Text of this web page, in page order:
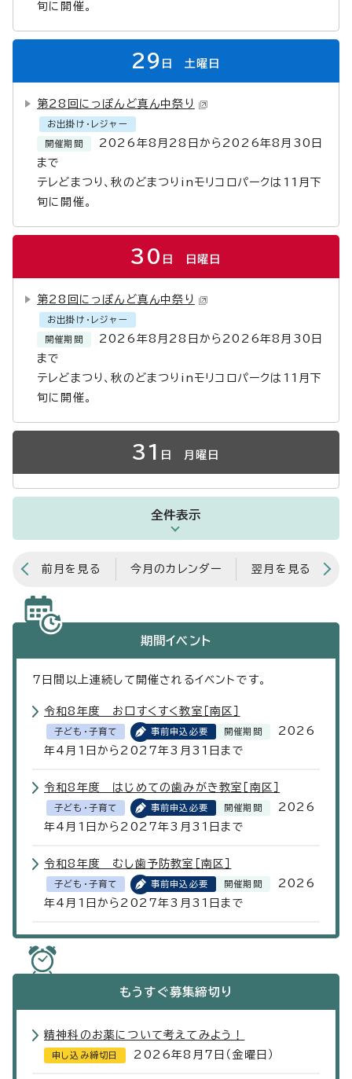
旬に開催。
29 日 土曜日
第28回にっぽんど真ん中祭り
お出掛け・レジャー
開催期間
2026年8月28日から2026年8月30日
まで
テレどまつり、秋のどまつりinモリコロパークは11月下
旬に開催。
30 日 日曜日
第28回にっぽんど真ん中祭り
お出掛け・レジャー
開催期間
2026年8月28日から2026年8月30日
まで
テレどまつり、秋のどまつりinモリコロパークは11月下
旬に開催。
31 日 月曜日
全件表示
前月を見る 今月のカレンダー 翌月を見る
期間イベント
7 日間以上連続して開催されるイベントです。
令和8年度 お口すくすく教室［南区］
子ども・子育て 事前申込必要 開催期間
2026
年4月1日から2027年3月31日まで
令和8年度 はじめての歯みがき教室［南区］
子ども・子育て 事前申込必要 開催期間
2026
年4月1日から2027年3月31日まで
令和8年度 むし歯予防教室［南区］
子ども・子育て 事前申込必要 開催期間
2026
年4月1日から2027年3月31日まで
もうすぐ募集締切り
精神科のお薬について考えてみよう！
申し込み締切日 2026年8月7日（金曜日）